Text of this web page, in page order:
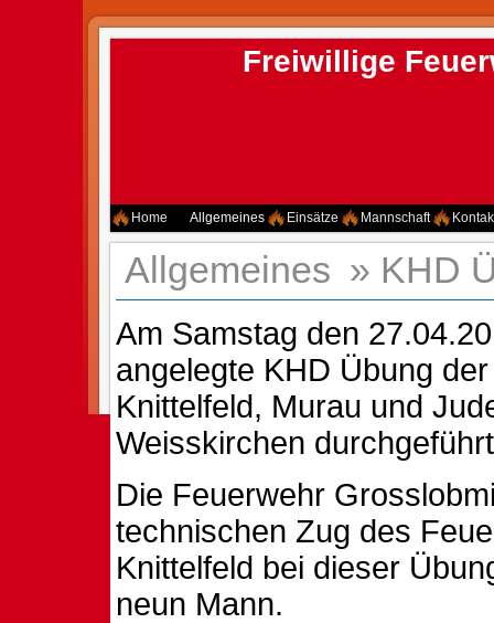
Freiwillige
Home Allgemeines Einsätze Mannschaft
Allgemeines » KHD
Am Samstag den
angelegte KHD Übung
Knittelfeld, Murau und
Weisskirchen
Die Feuerwehr
technischen Zug des
Knittelfeld bei dieser
neun Mann.